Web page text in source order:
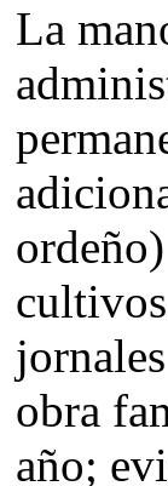
La
obra
año;